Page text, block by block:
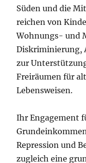
Süden und die
reichen von
Wohnungs- und
Diskriminierung,
zur
Freiräumen für
Lebensweisen.
Ihr Engagement
Repression und
zugleich eine